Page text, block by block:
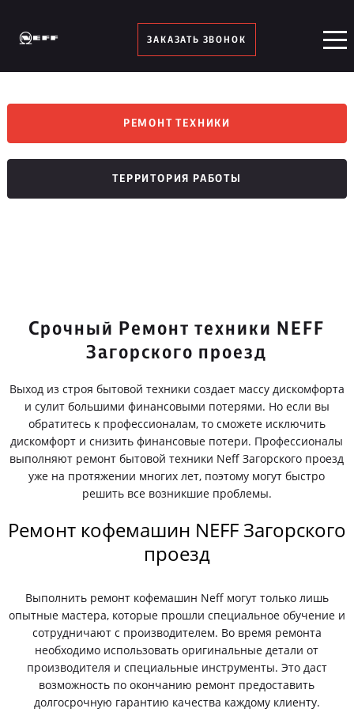
ЗАКАЗАТЬ ЗВОНОК
РЕМОНТ ТЕХНИКИ
ТЕРРИТОРИЯ РАБОТЫ
Срочный Ремонт техники NEFF
Загорского проезд
Выход из строя бытовой техники создает массу дискомфорта
и сулит большими финансовыми потерями. Но если вы
обратитесь к профессионалам, то сможете исключить
дискомфорт и снизить финансовые потери. Профессионалы
выполняют ремонт бытовой техники Neff Загорского проезд
уже на протяжении многих лет, поэтому могут быстро
решить все возникшие проблемы.
Ремонт кофемашин NEFF Загорского
проезд
Выполнить ремонт кофемашин Neff могут только лишь
опытные мастера, которые прошли специальное обучение и
сотрудничают с производителем. Во время ремонта
необходимо использовать оригинальные детали от
производителя и специальные инструменты. Это даст
возможность по окончанию ремонт предоставить
долгосрочную гарантию качества каждому клиенту.